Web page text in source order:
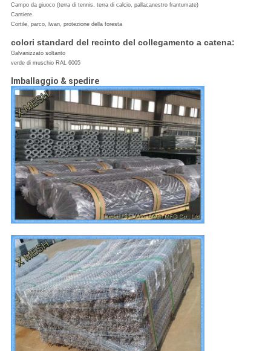
Campo da giuoco (terra di tennis, terra di calcio, pallacanestro frantumate)
Cantiere.
Cortile, parco, lwan, protezione della foresta
colori standard del recinto del collegamento a catena:
Galvanizzato soltanto
verde di muschio RAL 6005
Imballaggio & spedire